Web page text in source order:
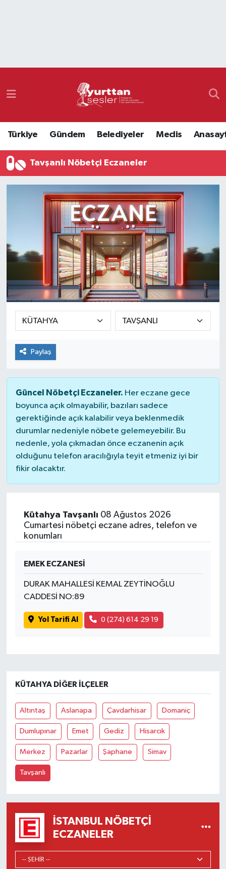
Türkiye Gündem Belediyeler Meclis
Tavşanlı Nöbetçi Eczaneler
Paylaş
Güncel Nöbetçi Eczaneler. Her eczane gece
boyunca açık olmayabilir, bazıları sadece
gerektiğinde açık kalabilir veya beklenmedik
durumlar nedeniyle nöbete gelemeyebilir. Bu
nedenle, yola çıkmadan önce eczanenin açık
olduğunu telefon aracılığıyla teyit etmeniz iyi bir
fikir olacaktır.
Kütahya Tavşanlı 08 Ağustos 2026
Cumartesi nöbetçi eczane adres, telefon ve
konumları
EMEK ECZANESİ
DURAK MAHALLESİ KEMAL ZEYTİNOĞLU
CADDESİ NO:89
Yol Tarifi Al 0 (274) 614 29 19
KÜTAHYA DIĞER İLÇELER
Altıntaş Aslanapa Çavdarhisar Domaniç
Dumlupınar Emet Gediz Hisarcık
Merkez Pazarlar Şaphane Simav
Tavşanlı
İSTANBUL NÖBETÇI
ECZANELER
Namaz Vakitleri
Süper Lig Puan Durumu ve Fikstür
Tüm Manşetler
Son Dakika Haberleri
Haber Arşivi